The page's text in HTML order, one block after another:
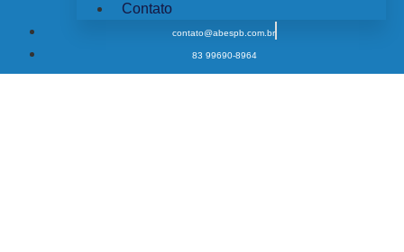
Contato
contato@abespb.com.br
83 99690-8964